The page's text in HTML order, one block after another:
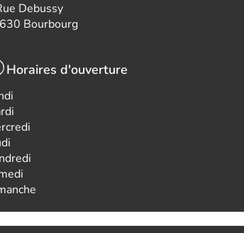
Debussy
Bourbourg
Horaires d'ouverture